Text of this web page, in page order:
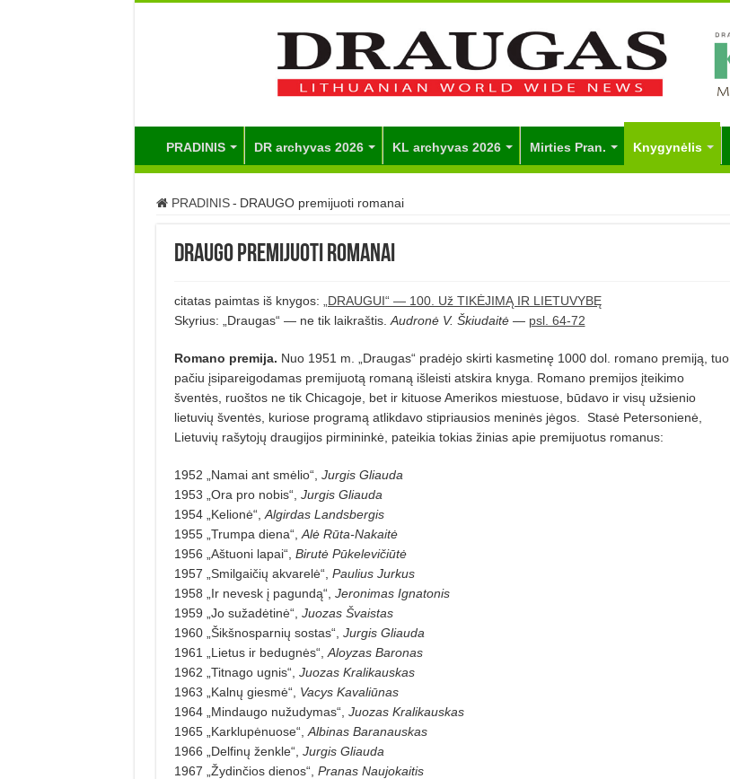
PRADINIS DR archyvas 2026 KL archyvas 2026 Mirties Pran. Knygynėlis
PRADINIS - DRAUGO premijuoti romanai
DRAUGO premijuoti romanai
citatas paimtas iš knygos:
„DRAUGUI“ — 100. Už TIKĖJIMĄ IR LIETUVYBĘ
Skyrius: „Draugas“ — ne tik laikraštis. Audronė V. Škiudaitė— psl. 64-72
Romano premija. Nuo 1951 m. „Draugas“ pradėjo skirti kasmetinę 1000 dol. romano premiją, tuo
pačiu įsipareigodamas premijuotą romaną išleisti atskira knyga. Romano premijos įteikimo
šventės, ruoštos ne tik Chicagoje, bet ir kituose Amerikos miestuose, būdavo ir visų užsienio
lietuvių šventės, kuriose programą atlikdavo stipriausios meninės jėgos. Stasė Petersonienė,
Lietuvių rašytojų draugijos pirmininkė, pateikia tokias žinias apie premijuotus romanus:
1952 „Namai ant smėlio“, Jurgis Gliauda
1953 „Ora pro nobis“, Jurgis Gliauda
1954 „Kelionė“, Algirdas Landsbergis
1955 „Trumpa diena“, Alė Rūta-Nakaitė
1956 „Aštuoni lapai“, Birutė Pūkelevičiūtė
1957 „Smilgaičių akvarelė“, Paulius Jurkus
1958 „Ir nevesk į pagundą“, Jeronimas Ignatonis
1959 „Jo sužadėtinė“, Juozas Švaistas
1960 „Šikšnosparnių sostas“, Jurgis Gliauda
1961 „Lietus ir bedugnės“, Aloyzas Baronas
1962 „Titnago ugnis“, Juozas Kralikauskas
1963 „Kalnų giesmė“, Vacys Kavaliūnas
1964 „Mindaugo nužudymas“, Juozas Kralikauskas
1965 „Karklupėnuose“, Albinas Baranauskas
1966 „Delfinų ženkle“, Jurgis Gliauda
1967 „Žydinčios dienos“, Pranas Naujokaitis